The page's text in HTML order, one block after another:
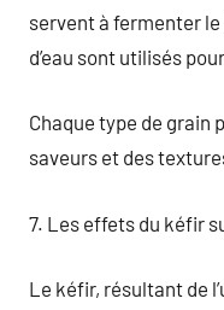
servent à fermenter
d’eau sont utilisés
Chaque type de grain
saveurs et des
7. Les effets du kéfir
Le kéfir, résultant de